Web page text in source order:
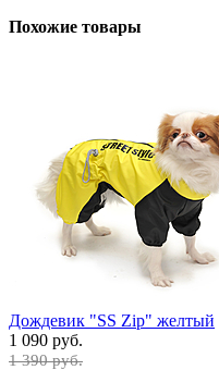
Похожие товары
Дождевик "SS Zip" желтый
1 090 руб.
1 390 руб.